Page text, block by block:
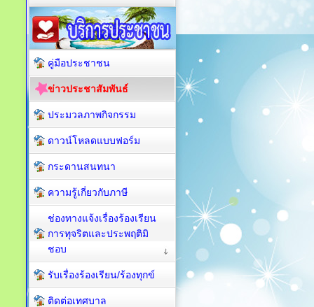
คู่มือประชาชน
ข่าวประชาสัมพันธ์
ประมวลภาพกิจกรรม
ดาวน์โหลดแบบฟอร์ม
กระดานสนทนา
ความรู้เกี่ยวกับภาษี
ช่องทางแจ้งเรื่องร้องเรียน
การทุจริตและประพฤติมิ
ชอบ
รับเรื่องร้องเรียน/ร้องทุกข์
ติดต่อเทศบาล